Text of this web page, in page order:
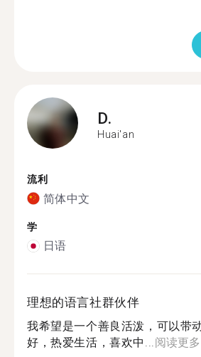
D.
Huai'an
流利
简体中文
学
日语
理想的语言社群伙伴
我希望是一个善良活泼，可以带
好，热爱生活，喜欢中...阅读更多